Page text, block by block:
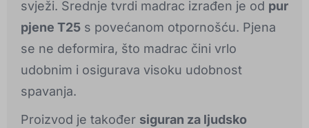
svježi. Srednje tvrdi madrac izrađen je od pur
pjene T25 s povećanom otpornošću. Pjena
se ne deformira, što madrac čini vrlo
udobnim i osigurava visoku udobnost
spavanja.
Proizvod je također siguran za ljudsko